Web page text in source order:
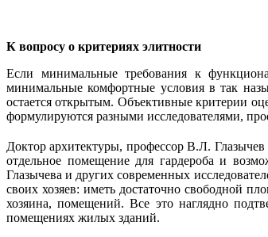
К вопросу о критериях элитности
Если минимальные требования к
минимальные комфортные условия в так
остается открытым. Объективные критерии
формулируются разными исследователями,
Доктор архитектуры, профессор В.Л.
отдельное помещение для гардероба и
Глазычева и других современных
своих хозяев: иметь достаточно свободной
хозяина, помещений. Все это наглядно
помещениях жилых зданий.